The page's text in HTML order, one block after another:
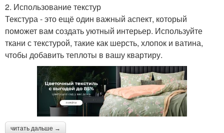
2. Использование текстур
Текстура - это ещё один важный аспект, который
поможет вам создать уютный интерьер. Используйте
ткани с текстурой, такие как шерсть, хлопок и ватина,
чтобы добавить теплоты в вашу квартиру.
читать дальше →